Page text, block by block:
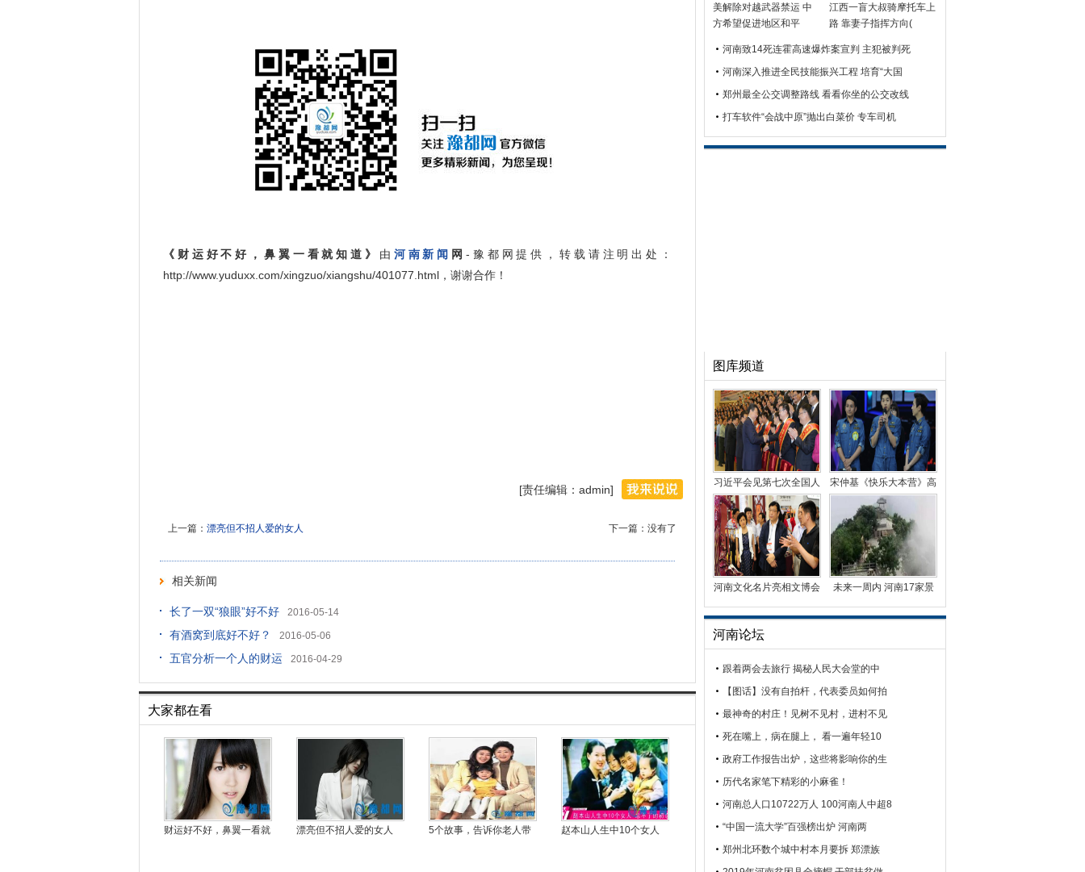
《财运好不好，鼻翼一看就知道》 由 河南新闻 网-豫都网提供，转载请注明出处：
http://www.yuduxx.com/xingzuo/xiangshu/401077.html，谢谢合作！
[责任编辑：admin]
下一篇：没有了
上一篇： 漂亮但不招人爱的女人
相关新闻
长了一双“狼眼”好不好 2016-05-14
有酒窝到底好不好？ 2016-05-06
五官分析一个人的财运 2016-04-29
大家都在看
财运好不好，鼻翼一看就 漂亮但不招人爱的女人 5个故事，告诉你老人带 赵本山人生中10个女人
美解除对越武器禁运 中
方希望促进地区和平
江西一盲大叔骑摩托车上
路 靠妻子指挥方向(
河南致14死连霍高速爆炸案宣判 主犯被判死
河南深入推进全民技能振兴工程 培育“大国
郑州最全公交调整路线 看看你坐的公交改线
打车软件“会战中原”抛出白菜价 专车司机
图库频道
习近平会见第七次全国人
民防空会议代表
宋仲基《快乐大本营》高
清现场照 老公花式
河南文化名片亮相文博会
未来一周内 河南17家景
河南论坛
跟着两会去旅行 揭秘人民大会堂的中
【图话】没有自拍杆，代表委员如何拍
最神奇的村庄！见树不见村，进村不见
死在嘴上，病在腿上， 看一遍年轻10
政府工作报告出炉，这些将影响你的生
历代名家笔下精彩的小麻雀！
河南总人口10722万人 100河南人中超8
“中国一流大学”百强榜出炉 河南两
郑州北环数个城中村本月要拆 郑漂族